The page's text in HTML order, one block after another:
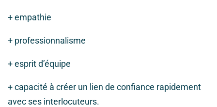
+ empathie
+ professionnalisme
+ esprit d’équipe
+ capacité à créer un lien de confiance rapidement
avec ses interlocuteurs.